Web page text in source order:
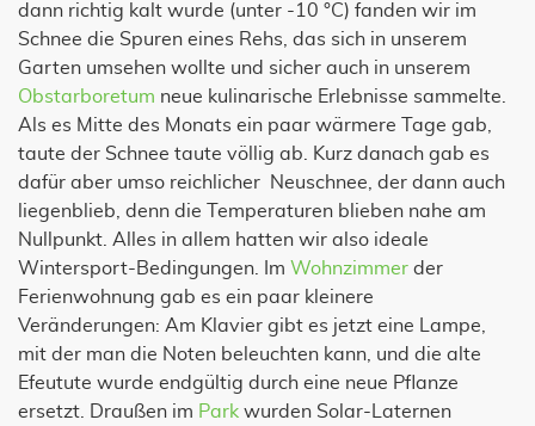
dann richtig kalt wurde (unter -10 °C) fanden wir im
Schnee die Spuren eines Rehs, das sich in unserem
Garten umsehen wollte und sicher auch in unserem
Obstarboretum neue kulinarische Erlebnisse sammelte.
Als es Mitte des Monats ein paar wärmere Tage gab,
taute der Schnee taute völlig ab. Kurz danach gab es
dafür aber umso reichlicher Neuschnee, der dann auch
liegenblieb, denn die Temperaturen blieben nahe am
Nullpunkt. Alles in allem hatten wir also ideale
Wintersport-Bedingungen. Im Wohnzimmer der
Ferienwohnung gab es ein paar kleinere
Veränderungen: Am Klavier gibt es jetzt eine Lampe,
mit der man die Noten beleuchten kann, und die alte
Efeutute wurde endgültig durch eine neue Pflanze
ersetzt. Draußen im Park wurden Solar-Laternen